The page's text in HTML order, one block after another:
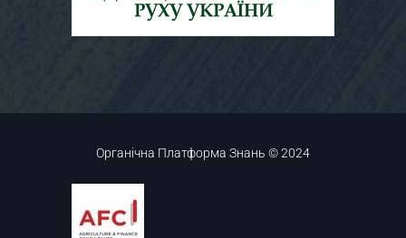
Органічна Платформа Знань © 2024